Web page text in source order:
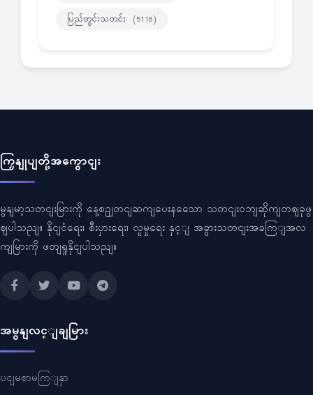
ပြည်တွင်းသတင်း (5116)
ကြှနျုပျတို့အကွောငျး
မွနျမာ့သတငျးမြားကို နေ့စဥျတငျဆကျပေးနသေော သတငျးဝဘျဆိုကျတဈခုဖွ
ဈပါသညျ။ နိုငျငံရေး၊ စီးပှားရေး၊ လူမှုရေး နှင့ျ အခွားသတငျးအခကြျအလ
ကျမြားကို ဖတျရှုနိုငျပါသညျ။
အမွနျလင့ျချမြား
ပငျမစာမကြျနှာ